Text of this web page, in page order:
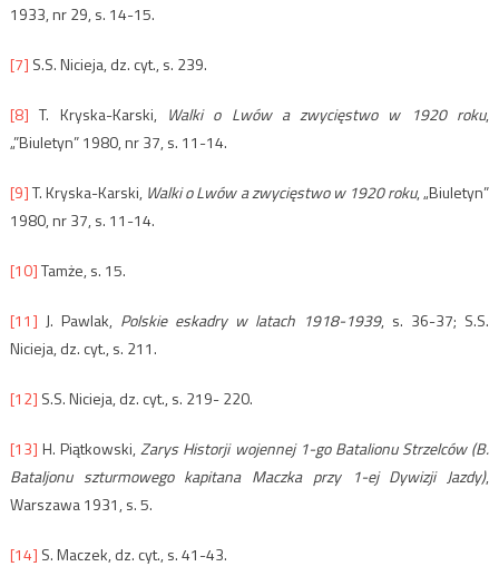
1933, nr 29, s. 14-15.
[7] S.S. Nicieja, dz. cyt., s. 239.
[8] T. Kryska-Karski, Walki o Lwów a zwycięstwo w 1920 roku,
„”Biuletyn” 1980, nr 37, s. 11-14.
[9]T. Kryska-Karski, Walki o Lwów a zwycięstwo w 1920 roku, „Biuletyn”
1980, nr 37, s. 11-14.
[10]Tamże, s. 15.
[11] J. Pawlak, Polskie eskadry w latach 1918-1939, s. 36-37; S.S.
Nicieja, dz. cyt., s. 211.
[12] S.S. Nicieja, dz. cyt., s. 219- 220.
[13] H. Piątkowski,Zarys Historji wojennej 1-go Batalionu Strzelców (B.
Bataljonu szturmowego kapitana Maczka przy 1-ej Dywizji Jazdy),
Warszawa 1931, s. 5.
[14] S. Maczek, dz. cyt., s. 41-43.